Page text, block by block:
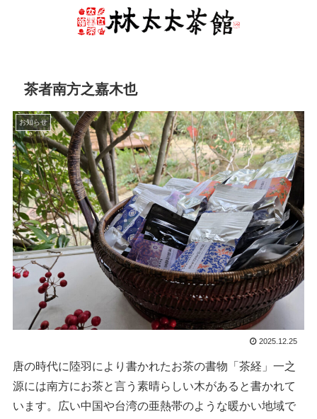
茶者南方之嘉木也
お知らせ
2025.12.25
唐の時代に陸羽により書かれたお茶の書物「茶経」一之
源には南方にお茶と言う素晴らしい木があると書かれて
います。広い中国や台湾の亜熱帯のような暖かい地域で